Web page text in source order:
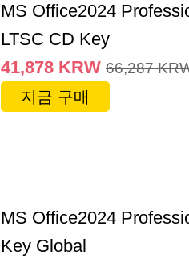
MS Office2024
LTSC CD Key
41,878 KRW 66,287
지금 구매
MS Office2024
Key Global